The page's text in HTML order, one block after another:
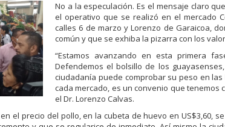
No a la especulación. Es el mensaje claro que
el operativo que se realizó en el mercado C
calles 6 de marzo y Lorenzo de Garaicoa,
común y que se exhiba la pizarra con los
“Estamos avanzando en esta primera
Defendemos el bolsillo de los
ciudadanía puede comprobar su peso en
cada mercado, es un convenio que tenemos
el Dr. Lorenzo Calvas.
en el precio del pollo, en la cubeta de huevo en US$3,60, s